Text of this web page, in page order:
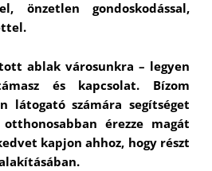
önzetlen gondoskodással,
ablak városunkra – legyen
és kapcsolat. Bízom
látogató számára segítséget
érezze magát
kapjon ahhoz, hogy részt